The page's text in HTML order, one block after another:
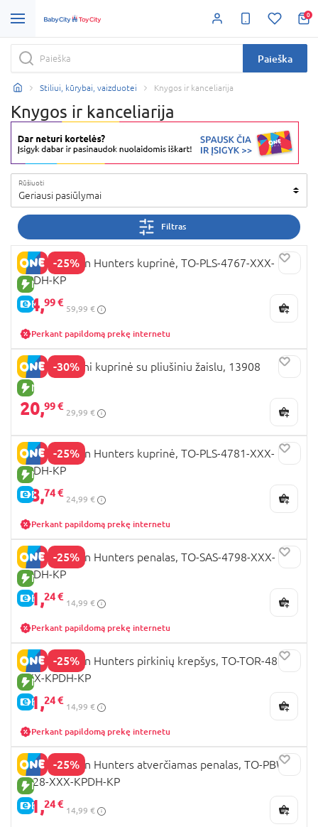
0
Paieška
Stiliui, kūrybai, vaizduotei Knygos ir kanceliarija
Knygos ir kanceliarija
Rūšiuoti
Geriausi pasiūlymai
Filtras
-25%
NAUJA PREKĖ
E-KAINA
K-POP Demon Hunters kuprinė, TO-PLS-4767-XXX-
KPDH-KP
44,99 €
59,99 €
Perkant papildomą prekę internetu
-30%
NAUJA PREKĖ
PERLETTI Mini kuprinė su pliušiniu žaislu, 13908
20,99 €
29,99 €
-25%
NAUJA PREKĖ
E-KAINA
K-POP Demon Hunters kuprinė, TO-PLS-4781-XXX-
KPDH-KP
18,74 €
24,99 €
Perkant papildomą prekę internetu
-25%
NAUJA PREKĖ
E-KAINA
K-POP Demon Hunters penalas, TO-SAS-4798-XXX-
KPDH-KP
11,24 €
14,99 €
Perkant papildomą prekę internetu
-25%
NAUJA PREKĖ
E-KAINA
K-POP Demon Hunters pirkinių krepšys, TO-TOR-4804-
XXX-KPDH-KP
11,24 €
14,99 €
Perkant papildomą prekę internetu
-25%
NAUJA PREKĖ
E-KAINA
K-POP Demon Hunters atverčiamas penalas, TO-PBW-
4828-XXX-KPDH-KP
11,24 €
14,99 €